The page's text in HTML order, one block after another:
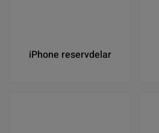
iPhone reservdelar